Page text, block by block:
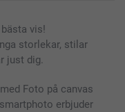
vis!
storlekar, stilar
just dig.
Foto på canvas
erbjuder